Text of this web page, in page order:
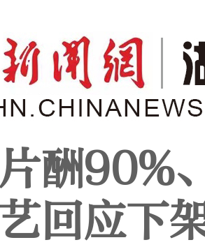
酬90%
回应下